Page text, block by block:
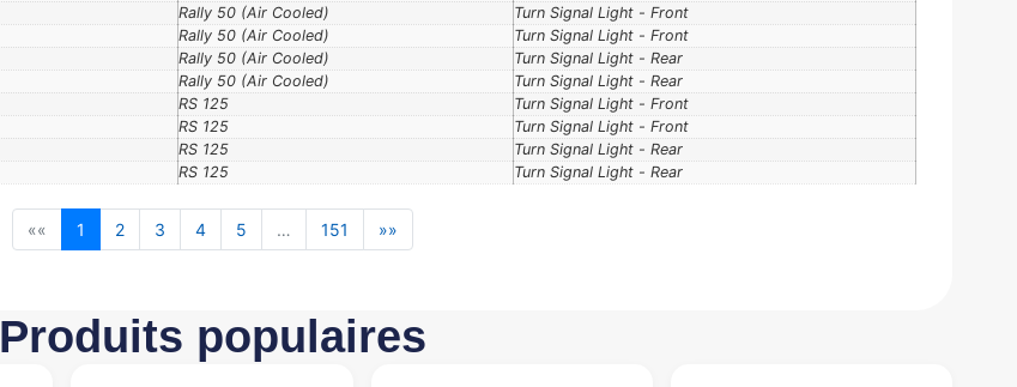
Rally 50 (Air Cooled)
Turn Signal Light - Front
Rally 50 (Air Cooled)
Turn Signal Light - Front
Rally 50 (Air Cooled)
Turn Signal Light - Rear
Rally 50 (Air Cooled)
Turn Signal Light - Rear
RS 125
Turn Signal Light - Front
RS 125
Turn Signal Light - Front
RS 125
Turn Signal Light - Rear
RS 125 Turn Signal Light - Rear
«« 1 2 3 4 5 … 151 »»
Produits populaires